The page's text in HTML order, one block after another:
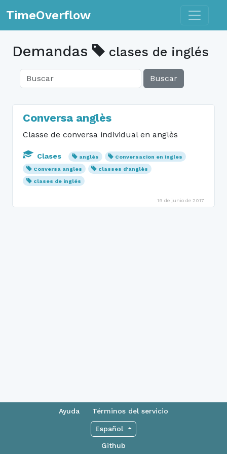
TimeOverflow Toggle
Demandas clases de inglés
Buscar
Conversa anglès
Classe de conversa individual en anglès
Clases anglès
Conversacion en ingles
Conversa angles
classes d'anglès
clases de inglés
19 de junio de 2017
Ayuda Términos del servicio
Español
Github